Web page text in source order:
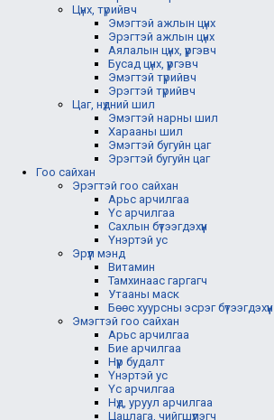
Цүнх, түрийвч
Эмэгтэй ажлын цүнх
Эрэгтэй ажлын цүнх
Аялалын цүнх, үүргэвч
Бусад цүнх, үүргэвч
Эмэгтэй түрийвч
Эрэгтэй түрийвч
Цаг, нүдний шил
Эмэгтэй нарны шил
Харааны шил
Эмэгтэй бугуйн цаг
Эрэгтэй бугуйн цаг
Гоо сайхан
Эрэгтэй гоо сайхан
Арьс арчилгаа
Үс арчилгаа
Сахлын бүтээгдэхүүн
Үнэртэй ус
Эрүүл мэнд
Витамин
Тамхинаас гаргагч
Утааны маск
Бөөс хуурсны эсрэг бүтээгдэхүүн
Эмэгтэй гоо сайхан
Арьс арчилгаа
Бие арчилгаа
Нүүр будалт
Үнэртэй ус
Үс арчилгаа
Нүд, уруул арчилгаа
Цацлага, чийгшүүлэгч